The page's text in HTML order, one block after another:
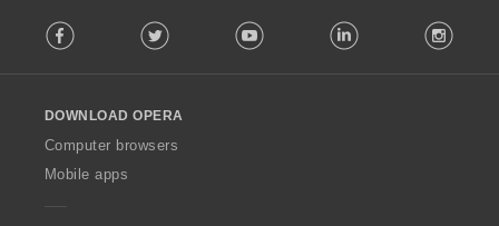
o
w
O
p
Facebook Twitter Youtube LinkedIn
DOWNLOAD OPERA
Computer browsers
Mobile apps